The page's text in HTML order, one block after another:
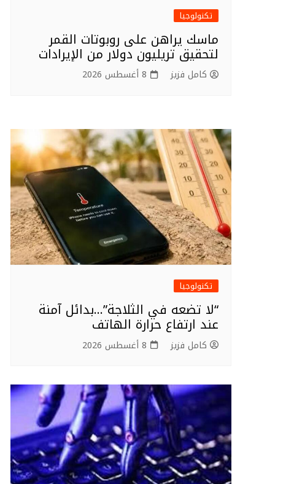
تكنولوجيا
ماسك يراهن على روبوتات القمر
لتحقيق تريليون دولار من الإيرادات
كامل فزيز 8 أغسطس 2026
تكنولوجيا
“لا تضعه في الثلاجة”…بدائل آمنة
عند ارتفاع حرارة الهاتف
كامل فزيز 8 أغسطس 2026